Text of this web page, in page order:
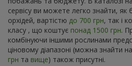
сервісу ви можете легко знайти,
орхідей, вартістю до 700 грн, так і
класу , що коштує понад 1500 грн.
комбінуючи іншими рослинами
ціновому діапазоні (можна знайти
грн та вище) також присутні.